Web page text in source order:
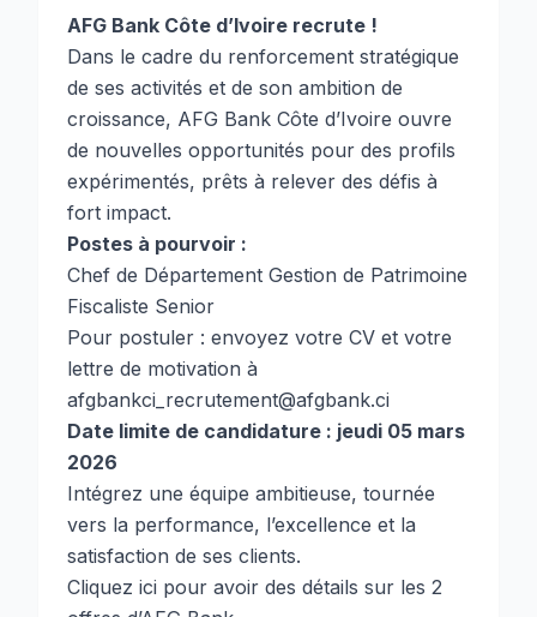
AFG Bank Côte d’Ivoire recrute !
Dans le cadre du renforcement stratégique
de ses activités et de son ambition de
croissance, AFG Bank Côte d’Ivoire ouvre
de nouvelles opportunités pour des profils
expérimentés, prêts à relever des défis à
fort impact.
Postes à pourvoir :
Chef de Département Gestion de Patrimoine
Fiscaliste Senior
Pour postuler : envoyez votre CV et votre
lettre de motivation à
afgbankci_recrutement@afgbank.ci
Date limite de candidature : jeudi 05 mars
2026
Intégrez une équipe ambitieuse, tournée
vers la performance, l’excellence et la
satisfaction de ses clients.
Cliquez ici pour avoir des détails sur les 2